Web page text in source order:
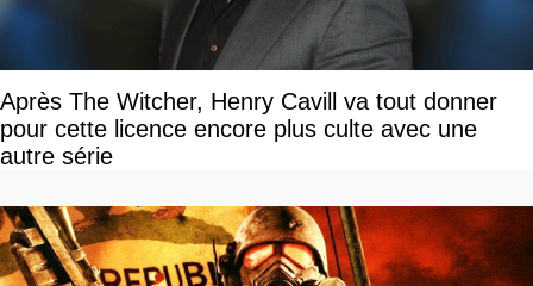
Après The Witcher, Henry Cavill va tout donner
pour cette licence encore plus culte avec une
autre série